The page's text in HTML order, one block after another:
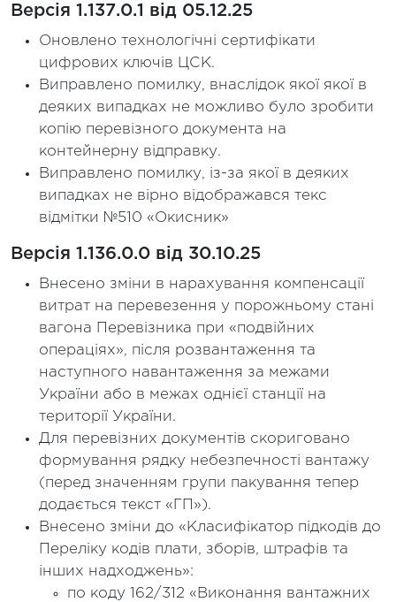
Версія 1.137.0.1 від 05.12.25
Оновлено технологічні сертифікати
цифрових ключів ЦСК.
Виправлено помилку, внаслідок якої якої в
деяких випадках не можливо було зробити
копію перевізного документа на
контейнерну відправку.
Виправлено помилку, із-за якої в деяких
випадках не вірно відображався текс
відмітки №510 «Окисник»
Версія 1.136.0.0 від 30.10.25
Внесено зміни в нарахування компенсації
витрат на перевезення у порожньому стані
вагона Перевізника при «подвійних
операціях», після розвантаження та
наступного навантаження за межами
України або в межах однієї станції на
території України.
Для перевізних документів скориговано
формування рядку небезпечності вантажу
(перед значенням групи пакування тепер
додається текст «ГП»).
Внесено зміни до «Класифікатор підкодів до
Переліку кодів плати, зборів, штрафів та
інших надходжень»:
по коду 162/312 «Виконання вантажних